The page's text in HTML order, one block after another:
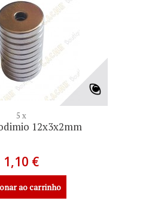
5 x
12x3x2mm
1,10 €
ao carrinho